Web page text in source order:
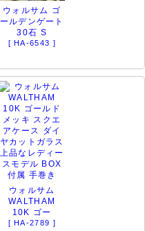
ウォルサム ゴ
ールデンゲート
30石 S
[ HA-6543 ]
ウォルサム
WALTHAM
10K ゴー
[ HA-2789 ]